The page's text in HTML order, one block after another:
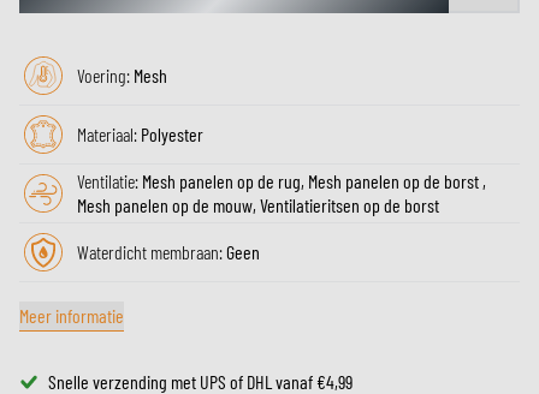
Voering: Mesh
Materiaal: Polyester
Ventilatie: Mesh panelen op de rug, Mesh panelen op de borst ,
Mesh panelen op de mouw, Ventilatieritsen op de borst
Waterdicht membraan:Geen
Meer informatie
Snelle verzending met UPS of DHL vanaf €4,99